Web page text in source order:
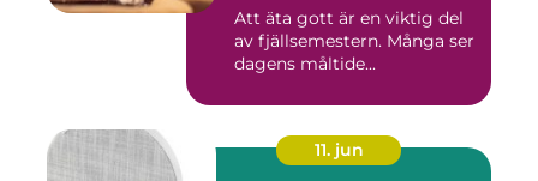
Att äta gott är en viktig del
av fjällsemestern. Många ser
dagens måltide...
11. jun